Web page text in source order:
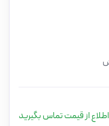
اطلاع از قیمت تماس بگیرید